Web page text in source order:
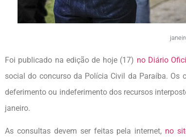
Foi publicado na edição de hoje (17) no Diário
social do concurso da Polícia Civil da Paraíba.
deferimento ou indeferimento dos recursos
janeiro.
As consultas devem ser feitas pela internet, no